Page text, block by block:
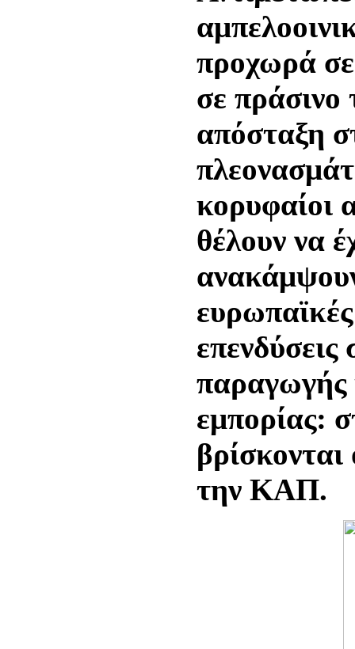
προχωρά σε
σε πράσινο
απόσταξη
κορυφαίοι
θέλουν να
ευρωπαϊκές
παραγωγής
εμπορίας:
βρίσκονται
την ΚΑΠ.